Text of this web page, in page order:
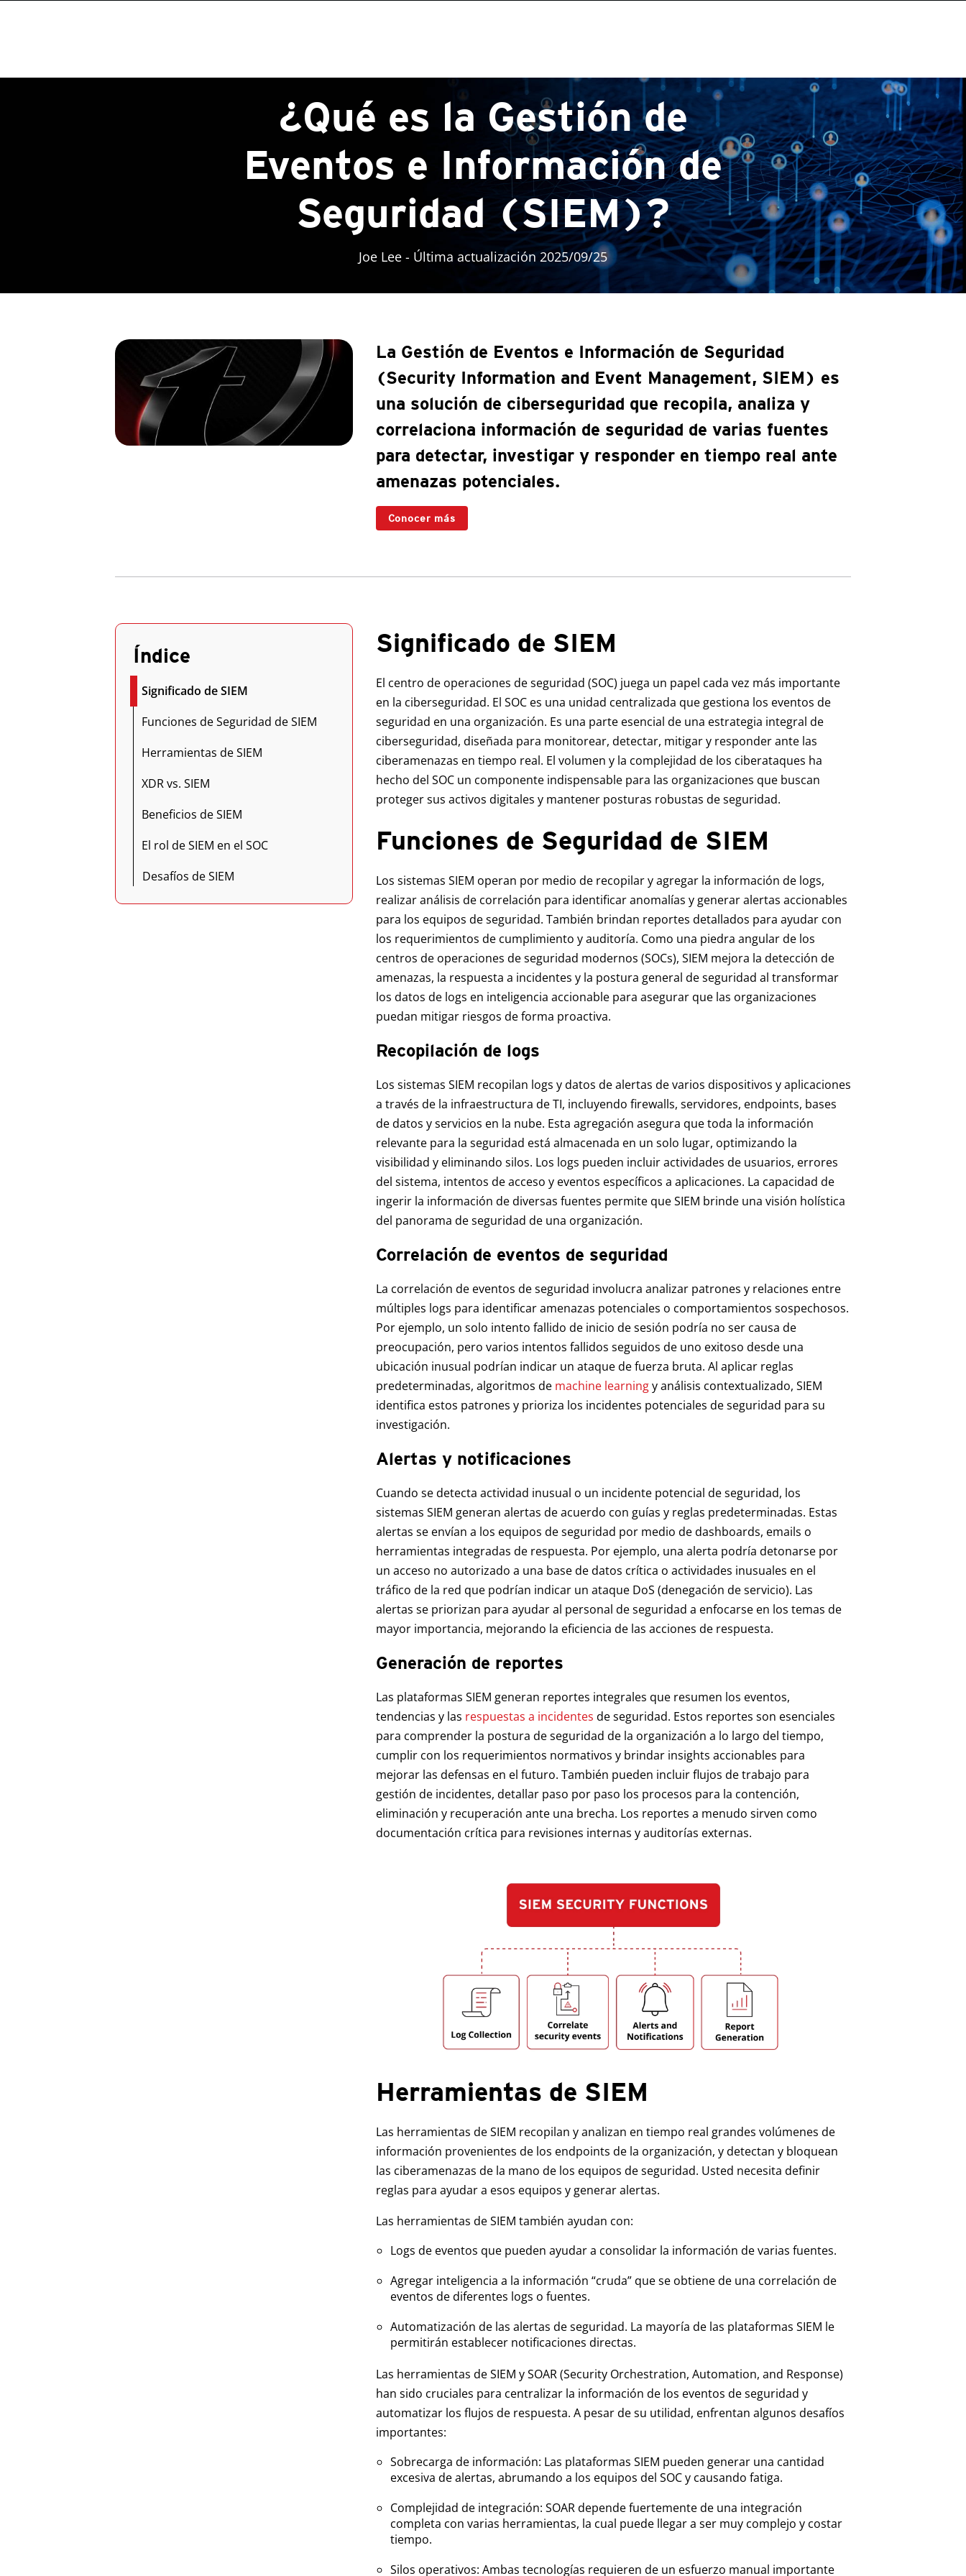
¿Qué es la Gestión de
Eventos e Información de
Seguridad (SIEM)?
Joe Lee - Última actualización 2025/09/25
La Gestión de Eventos e Información de Seguridad
(Security Information and Event Management, SIEM) es
una solución de ciberseguridad que recopila, analiza y
correlaciona información de seguridad de varias fuentes
para detectar, investigar y responder en tiempo real ante
amenazas potenciales.
Conocer más
Índice
Significado de SIEM
Funciones de Seguridad de SIEM
Herramientas de SIEM
XDR vs. SIEM
Beneficios de SIEM
El rol de SIEM en el SOC
Desafíos de SIEM
Significado de SIEM
El centro de operaciones de seguridad (SOC) juega un papel cada vez más importante
en la ciberseguridad. El SOC es una unidad centralizada que gestiona los eventos de
seguridad en una organización. Es una parte esencial de una estrategia integral de
ciberseguridad, diseñada para monitorear, detectar, mitigar y responder ante las
ciberamenazas en tiempo real. El volumen y la complejidad de los ciberataques ha
hecho del SOC un componente indispensable para las organizaciones que buscan
proteger sus activos digitales y mantener posturas robustas de seguridad.
Funciones de Seguridad de SIEM
Los sistemas SIEM operan por medio de recopilar y agregar la información de logs,
realizar análisis de correlación para identificar anomalías y generar alertas accionables
para los equipos de seguridad. También brindan reportes detallados para ayudar con
los requerimientos de cumplimiento y auditoría. Como una piedra angular de los
centros de operaciones de seguridad modernos (SOCs), SIEM mejora la detección de
amenazas, la respuesta a incidentes y la postura general de seguridad al transformar
los datos de logs en inteligencia accionable para asegurar que las organizaciones
puedan mitigar riesgos de forma proactiva.
Recopilación de logs
Los sistemas SIEM recopilan logs y datos de alertas de varios dispositivos y aplicaciones
a través de la infraestructura de TI, incluyendo firewalls, servidores, endpoints, bases
de datos y servicios en la nube. Esta agregación asegura que toda la información
relevante para la seguridad está almacenada en un solo lugar, optimizando la
visibilidad y eliminando silos. Los logs pueden incluir actividades de usuarios, errores
del sistema, intentos de acceso y eventos específicos a aplicaciones. La capacidad de
ingerir la información de diversas fuentes permite que SIEM brinde una visión holística
del panorama de seguridad de una organización.
Correlación de eventos de seguridad
La correlación de eventos de seguridad involucra analizar patrones y relaciones entre
múltiples logs para identificar amenazas potenciales o comportamientos sospechosos.
Por ejemplo, un solo intento fallido de inicio de sesión podría no ser causa de
preocupación, pero varios intentos fallidos seguidos de uno exitoso desde una
ubicación inusual podrían indicar un ataque de fuerza bruta. Al aplicar reglas
predeterminadas, algoritmos de machine learningy análisis contextualizado, SIEM
identifica estos patrones y prioriza los incidentes potenciales de seguridad para su
investigación.
Alertas y notificaciones
Cuando se detecta actividad inusual o un incidente potencial de seguridad, los
sistemas SIEM generan alertas de acuerdo con guías y reglas predeterminadas. Estas
alertas se envían a los equipos de seguridad por medio de dashboards, emails o
herramientas integradas de respuesta. Por ejemplo, una alerta podría detonarse por
un acceso no autorizado a una base de datos crítica o actividades inusuales en el
tráfico de la red que podrían indicar un ataque DoS (denegación de servicio). Las
alertas se priorizan para ayudar al personal de seguridad a enfocarse en los temas de
mayor importancia, mejorando la eficiencia de las acciones de respuesta.
Generación de reportes
Las plataformas SIEM generan reportes integrales que resumen los eventos,
tendencias y las respuestas a incidentes de seguridad. Estos reportes son esenciales
para comprender la postura de seguridad de la organización a lo largo del tiempo,
cumplir con los requerimientos normativos y brindar insights accionables para
mejorar las defensas en el futuro. También pueden incluir flujos de trabajo para
gestión de incidentes, detallar paso por paso los procesos para la contención,
eliminación y recuperación ante una brecha. Los reportes a menudo sirven como
documentación crítica para revisiones internas y auditorías externas.
Herramientas de SIEM
Las herramientas de SIEM recopilan y analizan en tiempo real grandes volúmenes de
información provenientes de los endpoints de la organización, y detectan y bloquean
las ciberamenazas de la mano de los equipos de seguridad. Usted necesita definir
reglas para ayudar a esos equipos y generar alertas.
Las herramientas de SIEM también ayudan con:
Logs de eventos que pueden ayudar a consolidar la información de varias fuentes.
Agregar inteligencia a la información “cruda” que se obtiene de una correlación de
eventos de diferentes logs o fuentes.
Automatización de las alertas de seguridad. La mayoría de las plataformas SIEM le
permitirán establecer notificaciones directas.
Las herramientas de SIEM y SOAR (Security Orchestration, Automation, and Response)
han sido cruciales para centralizar la información de los eventos de seguridad y
automatizar los flujos de respuesta. A pesar de su utilidad, enfrentan algunos desafíos
importantes:
Sobrecarga de información: Las plataformas SIEM pueden generar una cantidad
excesiva de alertas, abrumando a los equipos del SOC y causando fatiga.
Complejidad de integración: SOAR depende fuertemente de una integración
completa con varias herramientas, la cual puede llegar a ser muy complejo y costar
tiempo.
Silos operativos: Ambas tecnologías requieren de un esfuerzo manual importante